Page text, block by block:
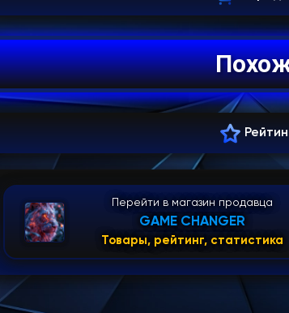
Перейти в магазин продавца
GAME CHANGER
Товары, рейтинг, статистика